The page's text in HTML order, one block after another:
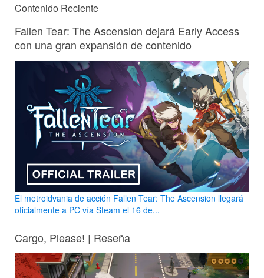
Contenido Reciente
Fallen Tear: The Ascension dejará Early Access
con una gran expansión de contenido
El metroidvania de acción Fallen Tear: The Ascension llegará
oficialmente a PC vía Steam el 16 de...
Cargo, Please! | Reseña